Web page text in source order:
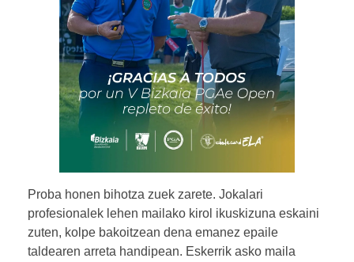
Proba honen bihotza zuek zarete. Jokalari
profesionalek lehen mailako kirol ikuskizuna eskaini
zuten, kolpe bakoitzean dena emanez epaile
taldearen arreta handipean. Eskerrik asko maila